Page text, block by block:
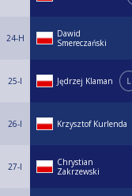
24-H
Dawid
Smereczański
25-I Jędrzej Klaman L
26-I Krzysztof Kurlenda
27-I
Chrystian
Zakrzewski